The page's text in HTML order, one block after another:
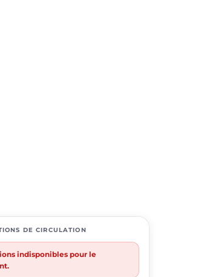
DE CIRCULATION
indisponibles pour le